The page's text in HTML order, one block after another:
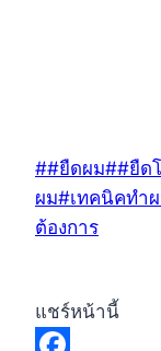
Post
Tags:
##ยืดผม##ยืด
ผม#เทคนิคทำ
ต้องการ
แชร์หน้านี้